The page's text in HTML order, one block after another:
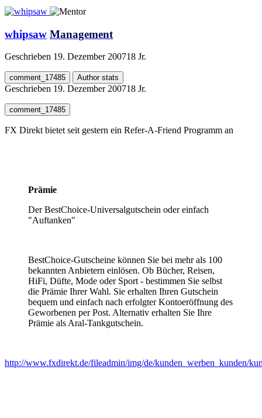
whipsaw Management
Geschrieben 19. Dezember 200718 Jr.
comment_17485 Author stats
Geschrieben 19. Dezember 200718 Jr.
comment_17485
FX Direkt bietet seit gestern ein Refer-A-Friend Programm an
Prämie
Der BestChoice-Universalgutschein oder einfach
"Auftanken"
BestChoice-Gutscheine können Sie bei mehr als 100
bekannten Anbietern einlösen. Ob Bücher, Reisen,
HiFi, Düfte, Mode oder Sport - bestimmen Sie selbst
die Prämie Ihrer Wahl. Sie erhalten Ihren Gutschein
bequem und einfach nach erfolgter Kontoeröffnung des
Geworbenen per Post. Alternativ erhalten Sie Ihre
Prämie als Aral-Tankgutschein.
http://www.fxdirekt.de/fileadmin/img/de/kunden_werben_kunden/